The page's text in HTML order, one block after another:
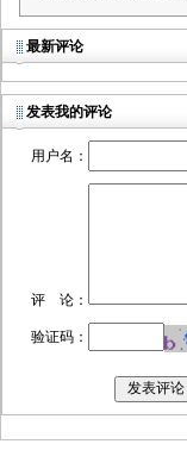
最新评论
发表我的评论
用户名：
评 论：
验证码：